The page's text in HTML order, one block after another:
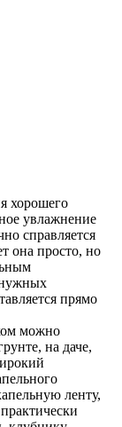
хорошего
увлажнение
справляется
она просто, но
прямо
можно
на даче,
ленту,